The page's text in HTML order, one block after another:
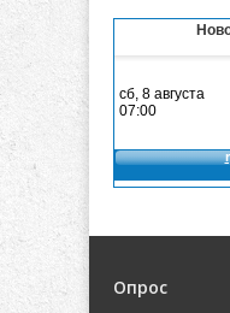
Опрос